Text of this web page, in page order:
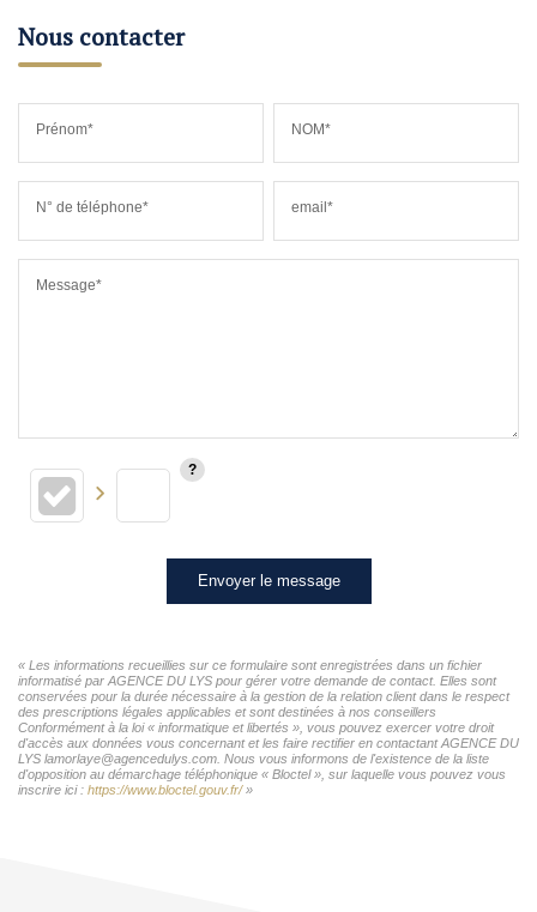
Nous contacter
Prénom* NOM*
N° de téléphone* email*
Message*
Envoyer le message
« Les informations recueillies sur ce formulaire sont enregistrées dans un fichier
informatisé par AGENCE DU LYS pour gérer votre demande de contact. Elles sont
conservées pour la durée nécessaire à la gestion de la relation client dans le respect
des prescriptions légales applicables et sont destinées à nos conseillers
Conformément à la loi « informatique et libertés », vous pouvez exercer votre droit
d'accès aux données vous concernant et les faire rectifier en contactant AGENCE DU
LYS lamorlaye@agencedulys.com. Nous vous informons de l'existence de la liste
d'opposition au démarchage téléphonique « Bloctel », sur laquelle vous pouvez vous
inscrire ici : https://www.bloctel.gouv.fr/»